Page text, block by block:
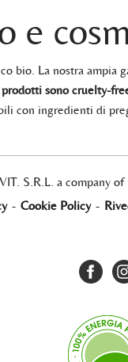
e
bio. La nostra ampia
sono cruelty-
con ingredienti di
S.R.L. a company
- Cookie Policy -